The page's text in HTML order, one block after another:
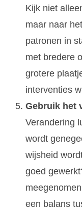
Kijk niet
maar naar
patronen in
met bredere
grotere
interventies
Gebruik het
Verandering
wordt
wijsheid
goed
een balans